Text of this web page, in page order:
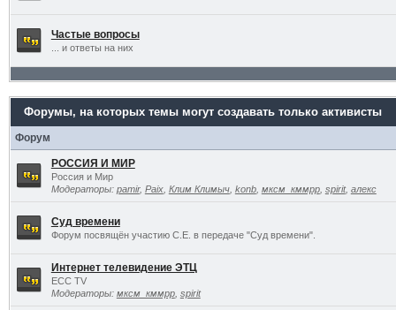
Частые вопросы
... и ответы на них
Форумы, на которых темы могут создавать только активисты
Форум
РОССИЯ И МИР
Россия и Мир
Модераторы: pamir, Paix, Клим Климыч, konb, мксм_кммрр, spirit, алекс
Суд времени
Форум посвящён участию С.Е. в передаче "Суд времени".
Интернет телевидение ЭТЦ
ECC TV
Модераторы: мксм_кммрр, spirit